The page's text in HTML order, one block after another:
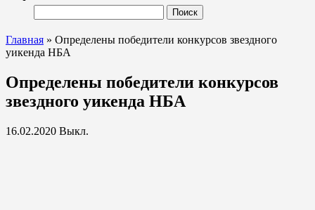
Главная » Определены победители конкурсов звездного
уикенда НБА
Определены победители конкурсов
звездного уикенда НБА
16.02.2020 Выкл.